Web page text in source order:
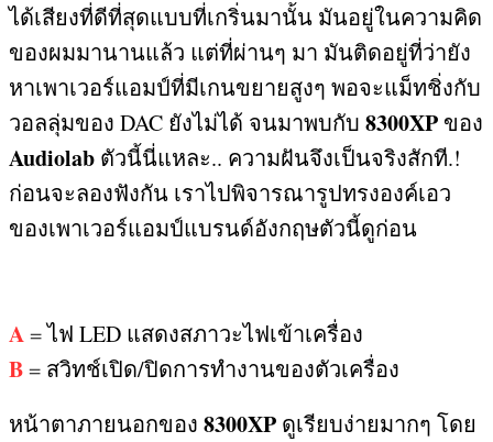
ได้เสียงที่ดีที่สุดแบบที่เกริ่นมานั้น มันอยู่ในความคิด
ของผมมานานแล้ว แต่ที่ผ่านๆ มา มันติดอยู่ที่ว่ายัง
หาเพาเวอร์แอมป์ที่มีเกนขยายสูงๆ พอจะแม็ทชิ่งกับ
วอลลุ่มของ DAC ยังไม่ได้ จนมาพบกับ 8300XP ของ
Audiolab ตัวนี้นี่แหละ.. ความฝันจึงเป็นจริงสักที.!
ก่อนจะลองฟังกัน เราไปพิจารณารูปทรงองค์เอว
ของเพาเวอร์แอมป์แบรนด์อังกฤษตัวนี้ดูก่อน
A=ไฟ LED แสดงสภาวะไฟเข้าเครื่อง
B= สวิทช์เปิด/ปิดการทำงานของตัวเครื่อง
หน้าตาภายนอกของ 8300XP ดูเรียบง่ายมากๆ โดย